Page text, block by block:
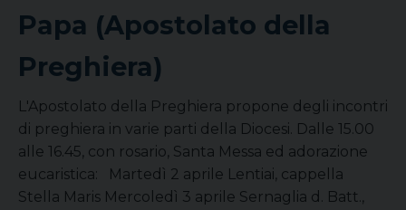
Papa (Apostolato della
Preghiera)
L'Apostolato della Preghiera propone degli incontri
di preghiera in varie parti della Diocesi. Dalle 15.00
alle 16.45, con rosario, Santa Messa ed adorazione
eucaristica: Martedì 2 aprile Lentiai, cappella
Stella Maris Mercoledì 3 aprile Sernaglia d. Batt.,